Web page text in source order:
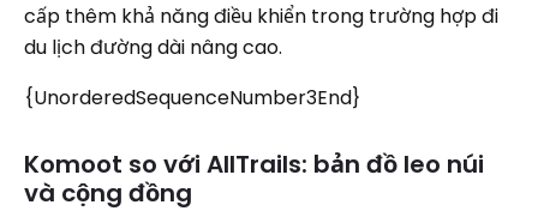
cấp thêm khả năng điều khiển trong trường hợp đi
du lịch đường dài nâng cao.
{UnorderedSequenceNumber3End}
Komoot so với AllTrails: bản đồ leo núi
và cộng đồng